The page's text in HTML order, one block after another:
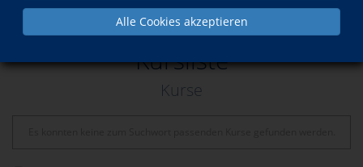
Alle Cookies akzeptieren
Kursliste
Kurse